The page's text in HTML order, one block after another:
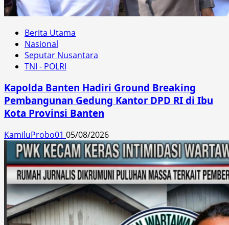
Berita Utama
Nasional
Seputar Nusantara
TNI - POLRI
Kapolda Banten Hadiri Ground Breaking
Pembangunan Gedung Kantor DPD RI di Ibu
Kota Provinsi Banten
KamiluProbo01 05/08/2026